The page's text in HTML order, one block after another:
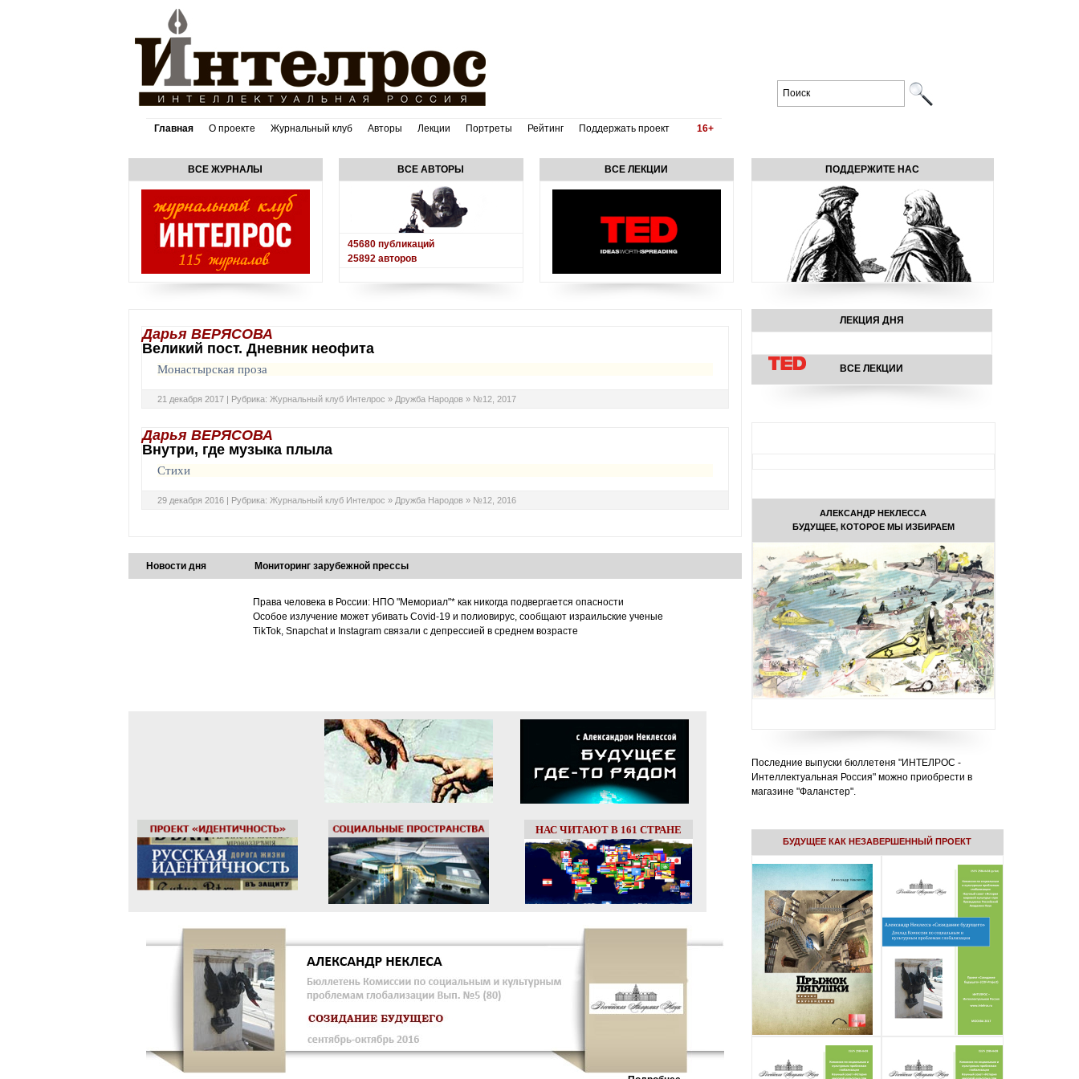
Главная О проекте Журнальный клуб Авторы Лекции Портреты Рейтинг Поддержать проект 16+
ВСЕ ЖУРНАЛЫ ВСЕ АВТОРЫ
45680публикаций
25892авторов
ВСЕ ЛЕКЦИИ
Дарья ВЕРЯСОВА
Великий пост. Дневник неофита
Монастырская проза
21 декабря 2017 | Рубрика: Журнальный клуб Интелрос » Дружба Народов» №12, 2017
Дарья ВЕРЯСОВА
Внутри, где музыка плыла
Стихи
29 декабря 2016 | Рубрика: Журнальный клуб Интелрос » Дружба Народов» №12, 2016
Новости дня Мониторинг зарубежной прессы
Права человека в России: НПО "Мемориал"* как никогда подвергается опасности
Особое излучение может убивать Covid-19 и полиовирус, сообщают израильские ученые
TikTok, Snapchat и Instagram связали с депрессией в среднем возрасте
НАС ЧИТАЮТ В 161 СТРАНЕ
ПОДДЕРЖИТЕ НАС
ЛЕКЦИЯ ДНЯ
ВСЕ ЛЕКЦИИ
АЛЕКСАНДР НЕКЛЕССА
БУДУЩЕЕ, КОТОРОЕ МЫ ИЗБИРАЕМ
Последние выпуски бюллетеня "ИНТЕЛРОС -
Интеллектуальная Россия" можно приобрести в
магазине "Фаланстер".
БУДУЩЕЕ КАК НЕЗАВЕРШЕННЫЙ ПРОЕКТ